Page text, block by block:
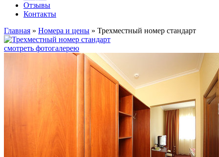
Отзывы
Контакты
Главная » Номера и цены » Трехместный номер стандарт
смотреть фотогалерею